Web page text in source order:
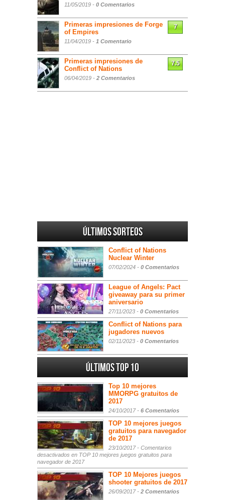
11/05/2019 - 0 Comentarios
Primeras impresiones de Forge
of Empires
11/04/2019 - 1 Comentario
7
Primeras impresiones de
Conflict of Nations
06/04/2019 - 2 Comentarios
7.5
Últimos sorteos
Conflict of Nations
Nuclear Winter
07/02/2024 - 0 Comentarios
League of Angels: Pact
giveaway para su primer
aniversario
27/11/2023 - 0 Comentarios
Conflict of Nations para
jugadores nuevos
02/11/2023 - 0 Comentarios
Últimos Top 10
Top 10 mejores
MMORPG gratuitos de
2017
24/10/2017 - 6 Comentarios
TOP 10 mejores juegos
gratuitos para navegador
de 2017
23/10/2017 - Comentarios
desactivados en TOP 10 mejores juegos gratuitos para
navegador de 2017
TOP 10 Mejores juegos
shooter gratuitos de 2017
26/09/2017 - 2 Comentarios